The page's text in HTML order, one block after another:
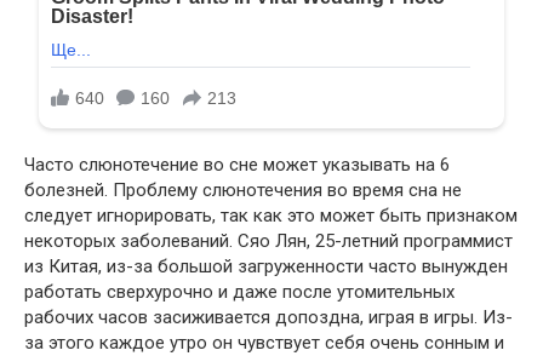
Часто слюнотечение во сне может указывать на 6
болезней. Проблему слюнотечения во время сна не
следует игнорировать, так как это может быть признаком
некоторых заболеваний. Сяо Лян, 25-летний программист
из Китая, из-за большой загруженности часто вынужден
работать сверхурочно и даже после утомительных
рабочих часов засиживается допоздна, играя в игры. Из-
за этого каждое утро он чувствует себя очень сонным и